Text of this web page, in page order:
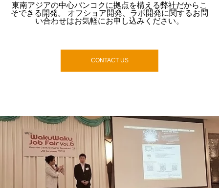
東南アジアの中心バンコクに拠点を構える弊社だからこ
そできる開発。 オフショア開発、ラボ開発に関するお問
い合わせはお気軽にお申し込みください。
CONTACT US